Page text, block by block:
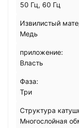
50 Гц, 60 Гц
Извилистый
Медь
приложение:
Власть
Фаза:
Три
Структура
Многослойная